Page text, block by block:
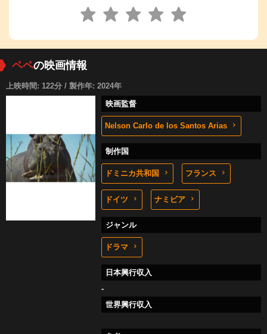
ペペの映画情報
上映時間: 122分 / 製作年: 2024年
映画監督
Nelson Carlo de los Santos Arias
制作国
ドミニカ共和国 フランス
ドイツ ナミビア
ジャンル
ドラマ
日本興行収入
-
世界興行収入